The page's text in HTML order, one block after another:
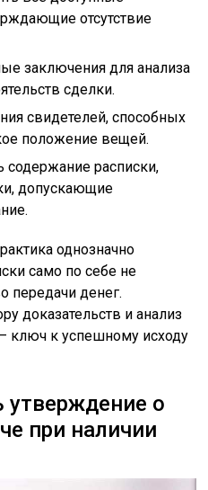
отсутствие
заключения для анализа
сделки.
свидетелей, способных
положение вещей.
содержание расписки,
допускающие
однозначно
само по себе не
передачи денег.
доказательств и анализ
ключ к успешному исходу
утверждение о
при наличии